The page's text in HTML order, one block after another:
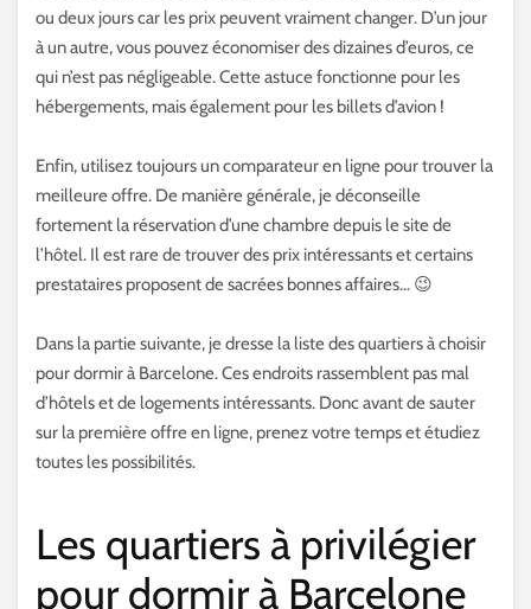
ou deux jours car les prix peuvent vraiment changer. D’un jour
à un autre, vous pouvez économiser des dizaines d’euros, ce
qui n’est pas négligeable. Cette astuce fonctionne pour les
hébergements, mais également pour les billets d’avion !
Enfin, utilisez toujours un comparateur en ligne pour trouver la
meilleure offre. De manière générale, je déconseille
fortement la réservation d’une chambre depuis le site de
l’hôtel. Il est rare de trouver des prix intéressants et certains
prestataires proposent de sacrées bonnes affaires… 😉
Dans la partie suivante, je dresse la liste des quartiers à choisir
pour dormir à Barcelone. Ces endroits rassemblent pas mal
d’hôtels et de logements intéressants. Donc avant de sauter
sur la première offre en ligne, prenez votre temps et étudiez
toutes les possibilités.
Les quartiers à privilégier
pour dormir à Barcelone